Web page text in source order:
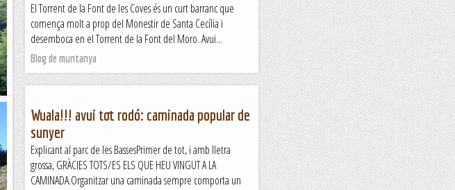
El Torrent de la Font de les Coves és un curt barranc que
comença molt a prop del Monestir de Santa Cecília i
desemboca en el Torrent de la Font del Moro. Avui...
Blog de muntanya
Wuala!!! avui tot rodó: caminada popular de
sunyer
Explicant al parc de les BassesPrimer de tot, i amb lletra
grossa, GRÀCIES TOTS/ES ELS QUE HEU VINGUT A LA
CAMINADA.Organitzar una caminada sempre comporta un